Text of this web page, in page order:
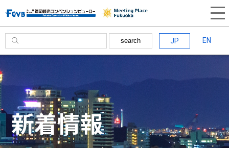
search JP EN
新着情報